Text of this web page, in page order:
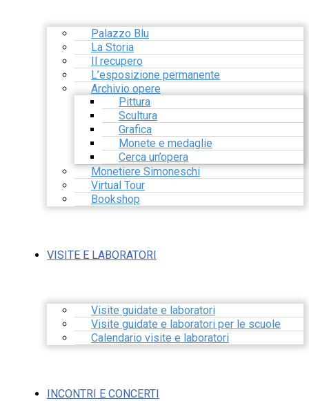
Palazzo Blu
La Storia
Il recupero
L’esposizione permanente
Archivio opere
Pittura
Scultura
Grafica
Monete e medaglie
Cerca un’opera
Monetiere Simoneschi
Virtual Tour
Bookshop
VISITE E LABORATORI
Visite guidate e laboratori
Visite guidate e laboratori per le scuole
Calendario visite e laboratori
INCONTRI E CONCERTI